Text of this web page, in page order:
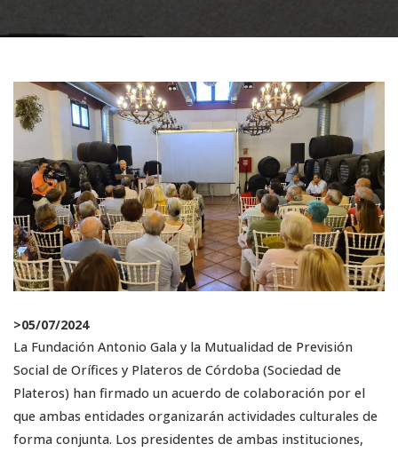
>05/07/2024
La Fundación Antonio Gala y la Mutualidad de Previsión
Social de Orífices y Plateros de Córdoba (Sociedad de
Plateros) han firmado un acuerdo de colaboración por el
que ambas entidades organizarán actividades culturales de
forma conjunta. Los presidentes de ambas instituciones,